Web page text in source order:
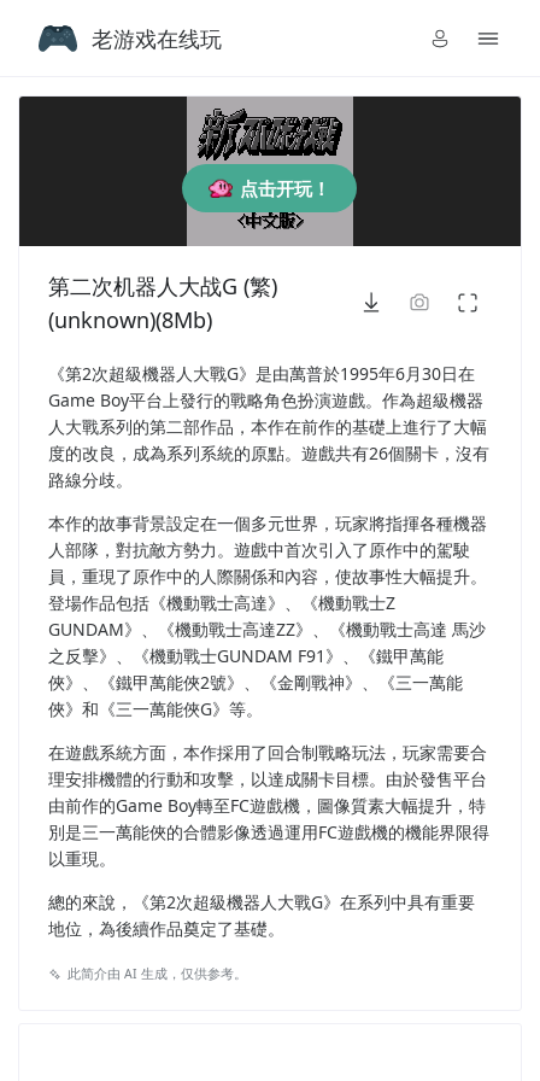
点击开玩！
第二次机器人大战G (繁)
(unknown)(8Mb)
《第2次超級機器人大戰G》是由萬普於1995年6月30日在
Game Boy平台上發行的戰略角色扮演遊戲。作為超級機器
人大戰系列的第二部作品，本作在前作的基礎上進行了大幅
度的改良，成為系列系統的原點。遊戲共有26個關卡，沒有
路線分歧。
本作的故事背景設定在一個多元世界，玩家將指揮各種機器
人部隊，對抗敵方勢力。遊戲中首次引入了原作中的駕駛
員，重現了原作中的人際關係和內容，使故事性大幅提升。
登場作品包括《機動戰士高達》、《機動戰士Ζ
GUNDAM》、《機動戰士高達ZZ》、《機動戰士高達 馬沙
之反擊》、《機動戰士GUNDAM F91》、《鐵甲萬能
俠》、《鐵甲萬能俠2號》、《金剛戰神》、《三一萬能
俠》和《三一萬能俠G》等。
在遊戲系統方面，本作採用了回合制戰略玩法，玩家需要合
理安排機體的行動和攻擊，以達成關卡目標。由於發售平台
由前作的Game Boy轉至FC遊戲機，圖像質素大幅提升，特
別是三一萬能俠的合體影像透過運用FC遊戲機的機能界限得
以重現。
總的來說，《第2次超級機器人大戰G》在系列中具有重要
地位，為後續作品奠定了基礎。
此简介由 AI 生成，仅供参考。
老游戏在线玩